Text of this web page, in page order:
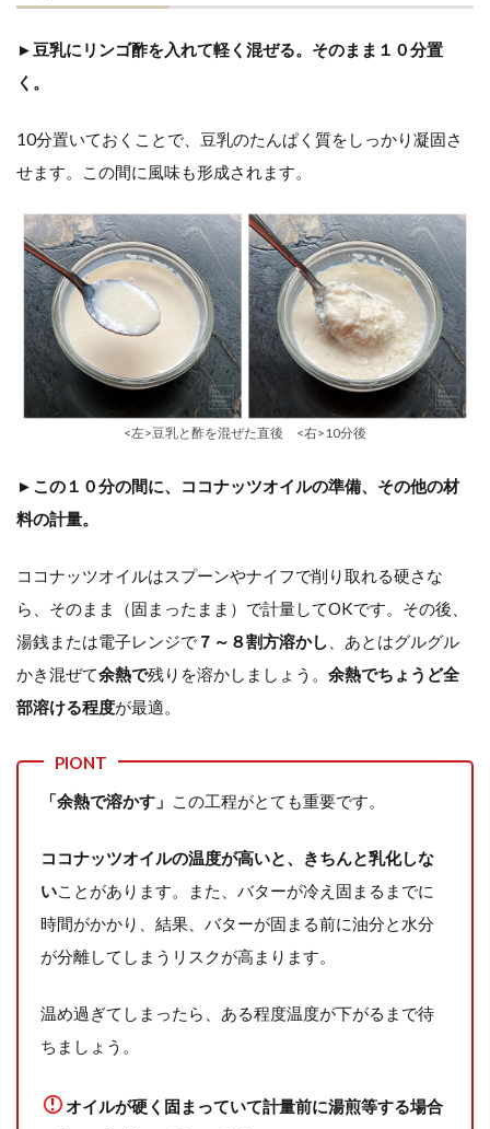
►豆乳にリンゴ酢を入れて軽く混ぜる。そのまま１０分置
く。
10分置いておくことで、豆乳のたんぱく質をしっかり凝固さ
せます。この間に風味も形成されます。
<左>豆乳と酢を混ぜた直後 <右>10分後
►この１０分の間に、ココナッツオイルの準備、その他の材
料の計量。
ココナッツオイルはスプーンやナイフで削り取れる硬さな
ら、そのまま（固まったまま）で計量してOKです。その後、
湯銭または電子レンジで ７～８割方溶かし 、あとはグルグル
かき混ぜて余熱で残りを溶かしましょう。 余熱でちょうど全
部溶ける程度が最適。
PIONT
「余熱で溶かす」 この工程がとても重要です。
ココナッツオイルの温度が高いと、きちんと乳化しな
いことがあります。また、バターが冷え固まるまでに
時間がかかり、結果、バターが固まる前に油分と水分
が分離してしまうリスクが高まります。
温め過ぎてしまったら、ある程度温度が下がるまで待
ちましょう。
オイルが硬く固まっていて計量前に湯煎等する場合